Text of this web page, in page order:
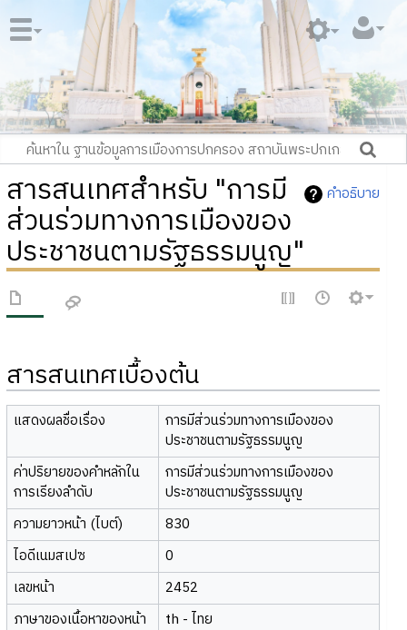
คำอธิบาย
สารสนเทศสำหรับ "การมี
ส่วนร่วมทางการเมืองของ
ประชาชนตามรัฐธรรมนูญ"
สารสนเทศเบื้องต้น
แสดงผลชื่อเรื่อง
การมีส่วนร่วมทางการเมืองของ
ประชาชนตามรัฐธรรมนูญ
ค่าปริยายของคำหลักใน
การเรียงลำดับ
การมีส่วนร่วมทางการเมืองของ
ประชาชนตามรัฐธรรมนูญ
ความยาวหน้า (ไบต์)
830
ไอดีเนมสเปซ
0
เลขหน้า
2452
ภาษาของเนื้อหาของหน้า
th - ไทย